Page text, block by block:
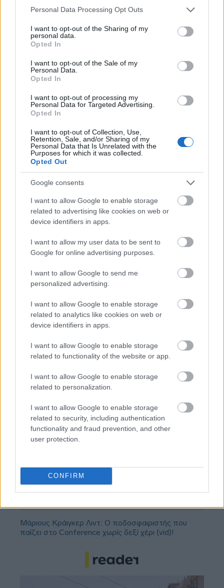
Please note that this website/app uses one or more Google
not limited to your visit or usage behaviour. You may click to
grant or deny consent to Google and its third-party tags to
use your data for below specified purposes in below Google
consent section.
Personal Data Processing Opt Outs
I want to opt-out of the Sharing of my
personal data.
Opted In
I want to opt-out of the Sale of my
Personal Data.
Opted In
I want to opt-out of processing my
Personal Data for Targeted Advertising.
Opted In
I want to opt-out of Collection, Use,
Retention, Sale, and/or Sharing of my
Personal Data that Is Unrelated with the
Purposes for which it was collected.
Opted Out
Google consents
I want to allow Google to enable storage
related to advertising like cookies on web or
device identifiers in apps.
I want to allow my user data to be sent to
Google for online advertising purposes.
I want to allow Google to send me
personalized advertising.
I want to allow Google to enable storage
related to analytics like cookies on web or
device identifiers in apps.
I want to allow Google to enable storage
related to functionality of the website or app.
I want to allow Google to enable storage
related to personalization.
I want to allow Google to enable storage
related to security, including authentication
functionality and fraud prevention, and other
user protection.
CONFIRM
ΣΥΡΙΖΑ μελετούν Ιστορία
«κίτρινα» και «κόκκινα» σπίτια για τις
αποζημιώσεις
Ποια είναι η (κυβερνητική) λίστα με τα μεγάλα
οδικά έργα και τα εκτιμώμενα
χρονοδιαγράμματα
«Ναι» από Μπάιντεν και Πούτιν για Σύνοδο
Κορυφής - Πρόωρα τα σχέδια, λέει το Κρεμλίνο
BEST OFINTERNET
ΣΕΦ: Επαναπροκηρύσσεται η ενεργειακή
Τζέφρι Μονκαντά: Ποιος είναι ο «εγκέφαλος» που
Μάριους Κράιγκερ Λιντ: Ο ποδοσφαιριστής που
παίζει στο Conference χωρίς δεξί χέρι (vid)!